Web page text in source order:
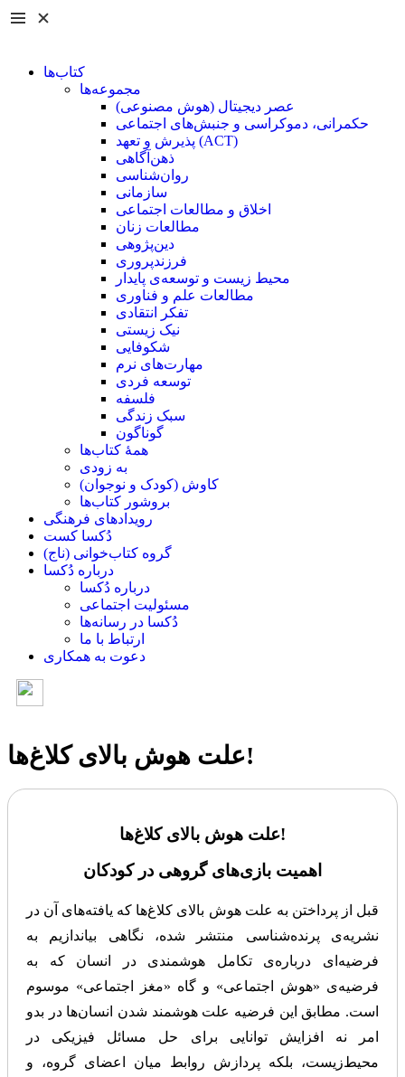
کتاب‌ها
مجموعه‌ها
عصر دیجیتال (هوش مصنوعی)
حکمرانی، دموکراسی و جنبش‌های اجتماعی
پذیرش و تعهد (ACT)
ذهن‌آگاهی
روان‌شناسی
سازمانی
اخلاق و مطالعات اجتماعی
مطالعات زنان
دین‌پژوهی
فرزند‌پروری
محیط زیست و توسعه‌ی پایدار
مطالعات علم و فناوری
تفکر انتقادی
نیک زیستی
شکوفایی
مهارت‌های نرم
توسعه فردی
فلسفه
سبک زندگی
گوناگون
همۀ کتاب‌ها
به زودی
کاوش (کودک و ‌نوجوان)
بروشور کتاب‌ها
رویدادهای فرهنگی
دُکسا کست
گروه کتاب‌خوانی (ناج)
درباره دُکسا
درباره دُکسا
مسئولیت اجتماعی
دُکسا در رسانه‌ها
ارتباط با ما
دعوت به همکاری
علت هوش بالای کلاغ‌ها!
علت هوش بالای کلاغ‌ها!
اهمیت بازی‌های گروهی در کودکان
قبل از پرداختن به علت هوش بالای کلاغ‌ها که یافته‌های آن در
نشریه‌ی پرنده‌شناسی منتشر شده، نگاهی بیاندازیم به
فرضیه‌‌ای درباره‌ی تکامل هوشمندی در انسان که به
فرضیه‌ی «هوش اجتماعی» و گاه «مغز اجتماعی» موسوم
است. مطابق این فرضیه علت هوشمند شدن انسان‌ها در بدو
امر نه افزایش توانایی برای حل مسائل فیزیکی در
محیط‌زیست، بلکه پردازش روابط میان اعضای گروه، و